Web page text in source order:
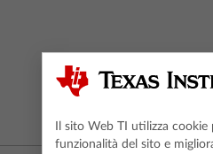
Il sito Web TI utilizza cookie
funzionalità del sito e